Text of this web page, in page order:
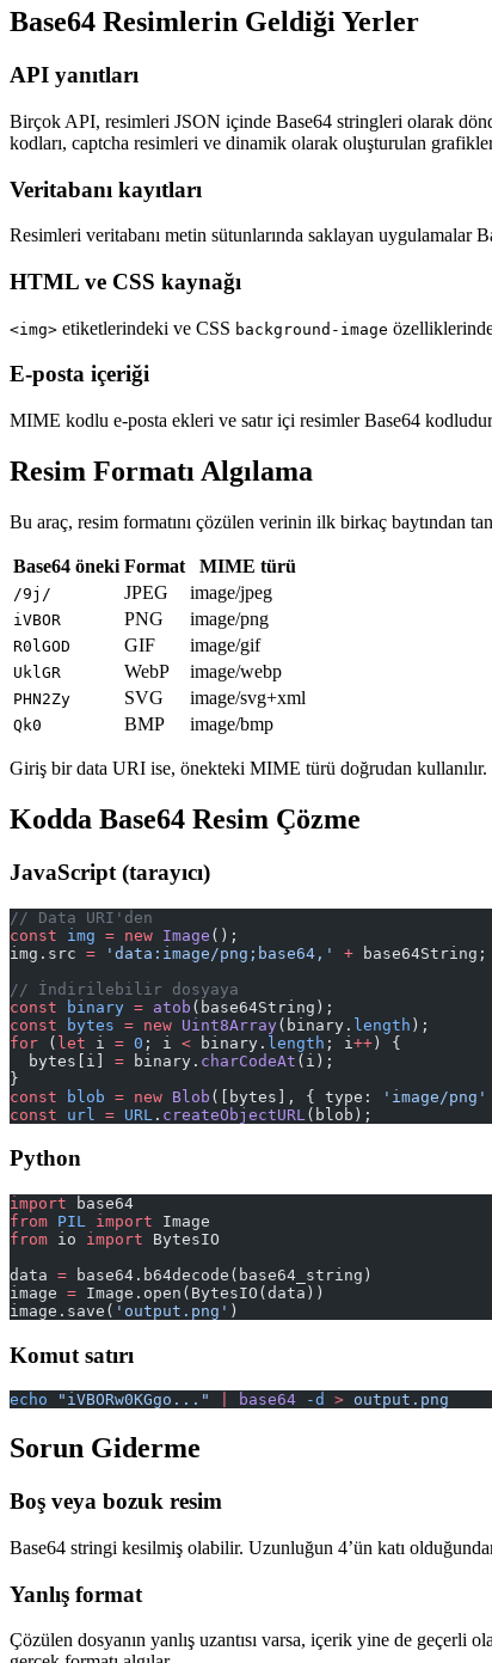
Base64 Resimlerin Geldiği Yerler
API yanıtları
Birçok API, resimleri JSON içinde Base64 stringleri olarak
kodları, captcha resimleri ve dinamik olarak oluşturulan
Veritabanı kayıtları
Resimleri veritabanı metin sütunlarında saklayan uygulamalar
HTML ve CSS kaynağı
<img> etiketlerindeki ve CSS background-image
E-posta içeriği
MIME kodlu e-posta ekleri ve satır içi resimler Base64
Resim Formatı Algılama
Bu araç, resim formatını çözülen verinin ilk birkaç baytından
Base64 öneki Format MIME türü
/9j/ JPEG image/jpeg
iVBOR PNG image/png
R0lGOD GIF image/gif
UklGR WebP image/webp
PHN2Zy SVG image/svg+xml
Qk0 BMP image/bmp
Giriş bir data URI ise, önekteki MIME türü doğrudan kullanılır.
Kodda Base64 Resim Çözme
JavaScript (tarayıcı)
// Data URI'den
const img = new Image ();
img.src = 'data:image/png;base64,' + base64String;
// İndirilebilir dosyaya
const binary = atob (base64String);
const bytes = new Uint8Array(binary. length );
for ( let i = 0 ; i < binary. length ; i ++) {
  bytes[i]
= binary. charCodeAt (i);
}
const blob = new Blob ([bytes], { type: 'image/png'
const url = URL . createObjectURL (blob);
Python
import base64
from PIL import Image
from io import BytesIO
data = base64.b64decode(base64_string)
image = Image.open(BytesIO(data))
image.save( 'output.png' )
Komut satırı
echo "iVBORw0KGgo..." base64 -d > output.png
Sorun Giderme
Boş veya bozuk resim
Base64 stringi kesilmiş olabilir. Uzunluğun 4’ün katı
Yanlış format
Çözülen dosyanın yanlış uzantısı varsa, içerik yine de geçerli